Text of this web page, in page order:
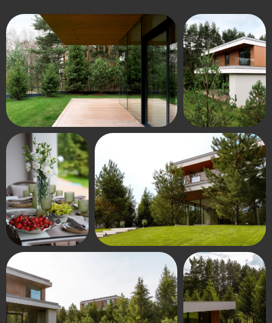
Павловская Слобода — устоявшийся
премиальный район в экологически
благополучной зоне рядом с Истринским
водохранилищем, всего 25 минут от Москвы
по Новорижскому шоссе.
В шаговой доступности: топовые частные
школы, детские сады, международные
Инфраструктура